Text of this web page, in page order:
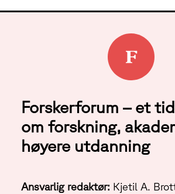
Forskerforum – et
om forskning,
høyere utdanning
Ansvarlig redaktør: Kjetil A.